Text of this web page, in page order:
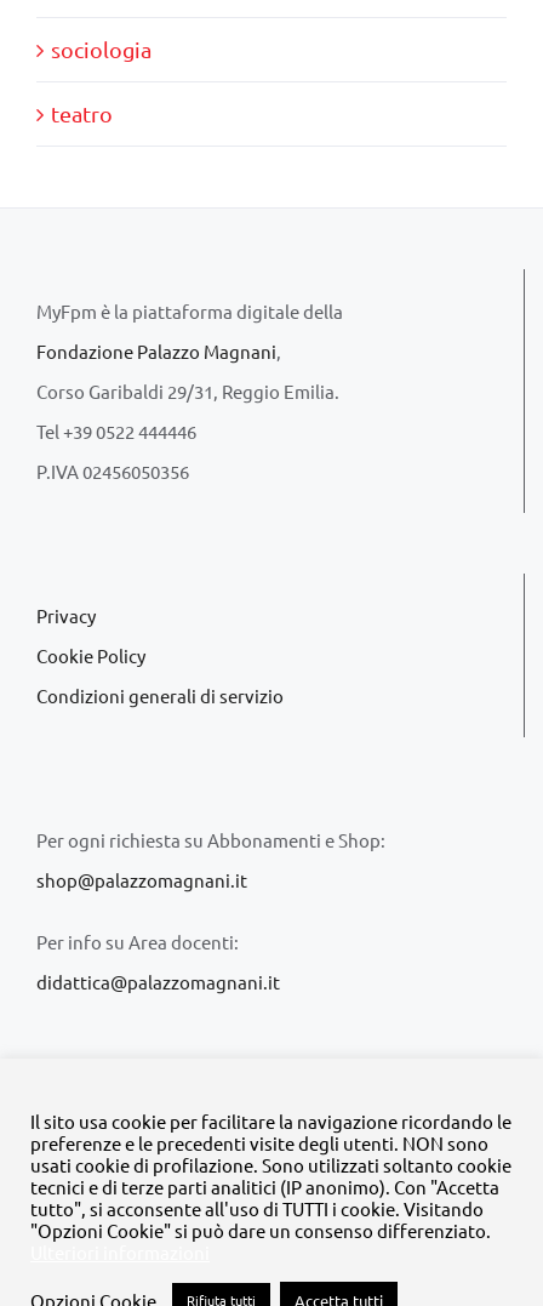
sociologia
teatro
MyFpm è la piattaforma digitale della
Fondazione Palazzo Magnani,
Corso Garibaldi 29/31, Reggio Emilia.
Tel +39 0522 444446
P.IVA 02456050356
Privacy
Cookie Policy
Condizioni generali di servizio
Per ogni richiesta su Abbonamenti e Shop:
shop@palazzomagnani.it
Per info su Area docenti:
didattica@palazzomagnani.it
© Copyright 2020 -2026 | Tutti i diritti riservati | MyFpm è un
progetto dellaFondazione Palazzo Magnani
FacebookInstagram
TwitterLinkedInYouTube
Il sito usa cookie per facilitare la navigazione ricordando le
preferenze e le precedenti visite degli utenti. NON sono
usati cookie di profilazione. Sono utilizzati soltanto cookie
tecnici e di terze parti analitici (IP anonimo). Con "Accetta
tutto", si acconsente all'uso di TUTTI i cookie. Visitando
"Opzioni Cookie" si può dare un consenso differenziato.
Opzioni Cookie Rifiuta tutti Accetta tutti